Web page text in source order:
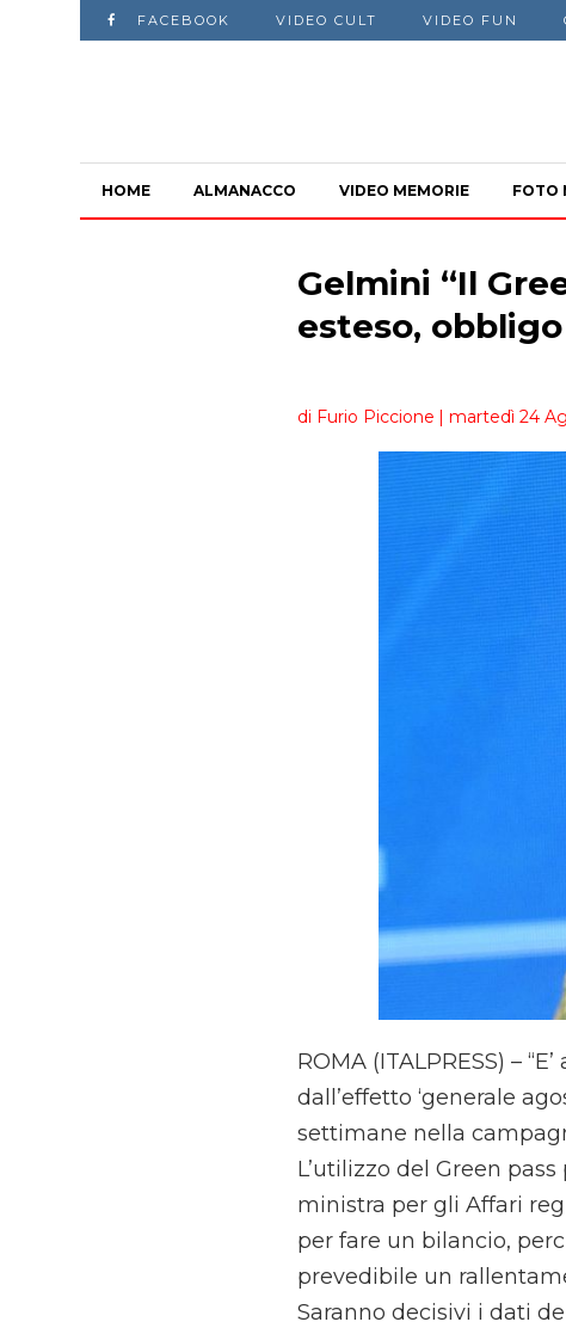
FACEBOOK VIDEO CULT VIDEO FUN
HOME ALMANACCO VIDEO MEMORIE FOTO
Gelmini “Il
esteso,
di Furio Piccione | martedì 24
ROMA (ITALPRESS) –
dall’effetto ‘generale
settimane nella
L’utilizzo del Green
ministra per gli Affari
per fare un bilancio,
prevedibile un
Saranno decisivi i dati